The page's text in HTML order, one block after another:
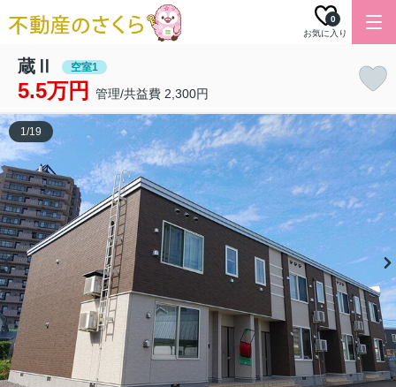
お気に入り
0
蔵Ⅱ 空室1
5.5万円 管理/共益費 2,300円
1/19